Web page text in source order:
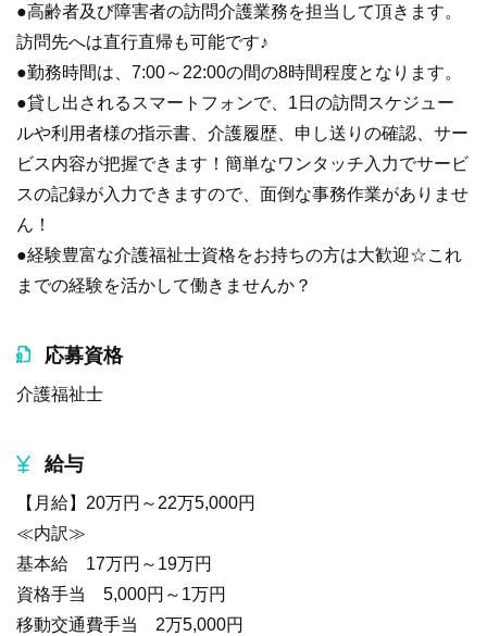
●高齢者及び障害者の訪問介護業務を担当して頂きます。
訪問先へは直行直帰も可能です♪
●勤務時間は、7:00～22:00の間の8時間程度となります。
●貸し出されるスマートフォンで、1日の訪問スケジュー
ルや利用者様の指示書、介護履歴、申し送りの確認、サー
ビス内容が把握できます！簡単なワンタッチ入力でサービ
スの記録が入力できますので、面倒な事務作業がありませ
ん！
●経験豊富な介護福祉士資格をお持ちの方は大歓迎☆これ
までの経験を活かして働きませんか？
応募資格
介護福祉士
給与
【月給】20万円～22万5,000円
≪内訳≫
基本給 17万円～19万円
資格手当 5,000円～1万円
移動交通費手当 2万5,000円